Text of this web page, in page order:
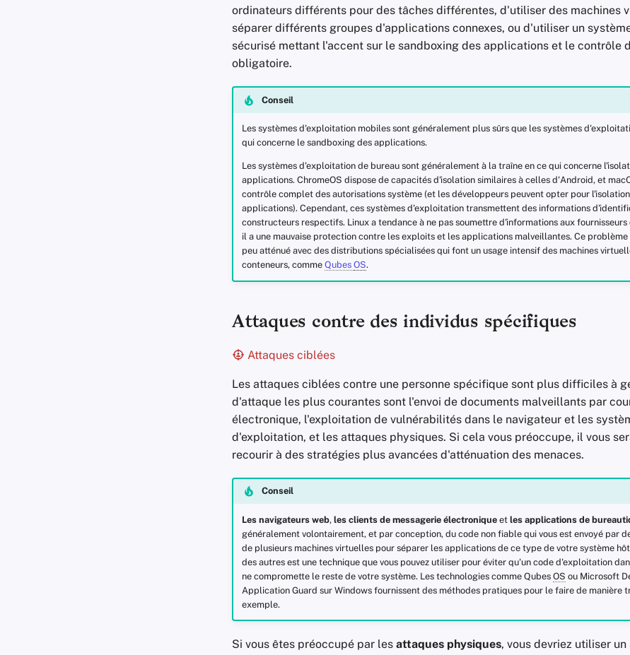
ordinateurs différents pour des tâches différentes, d'utiliser des machines
séparer différents groupes d'applications connexes, ou d'utiliser un
sécurisé mettant l'accent sur le sandboxing des applications et le contrôle
obligatoire.
Conseil
Les systèmes d'exploitation mobiles sont généralement plus sûrs que les systèmes
qui concerne le sandboxing des applications.
Les systèmes d'exploitation de bureau sont généralement à la traîne en ce qui concerne
applications. ChromeOS dispose de capacités d'isolation similaires à celles d'Android, et
contrôle complet des autorisations système (et les développeurs peuvent opter pour
applications). Cependant, ces systèmes d'exploitation transmettent des informations
constructeurs respectifs. Linux a tendance à ne pas soumettre d'informations aux fournisseurs
il a une mauvaise protection contre les exploits et les applications malveillantes. Ce
peu atténué avec des distributions spécialisées qui font un usage intensif des machines
conteneurs, comme Qubes OS.
Attaques contre des individus spécifiques
Attaques ciblées
Les attaques ciblées contre une personne spécifique sont plus difficiles à
d'attaque les plus courantes sont l'envoi de documents malveillants par
électronique, l'exploitation de vulnérabilités dans le navigateur et les
d'exploitation, et les attaques physiques. Si cela vous préoccupe, il vous
recourir à des stratégies plus avancées d'atténuation des menaces.
Conseil
Les navigateurs web, les clients de messagerie électroniqueet les applications de
généralement volontairement, et par conception, du code non fiable qui vous est envoyé par
de plusieurs machines virtuelles pour séparer les applications de ce type de votre système
des autres est une technique que vous pouvez utiliser pour éviter qu'un code d'exploitation
ne compromette le reste de votre système. Les technologies comme Qubes OS ou Microsoft
Application Guard sur Windows fournissent des méthodes pratiques pour le faire de manière
exemple.
Si vous êtes préoccupé par les attaques physiques, vous devriez utiliser